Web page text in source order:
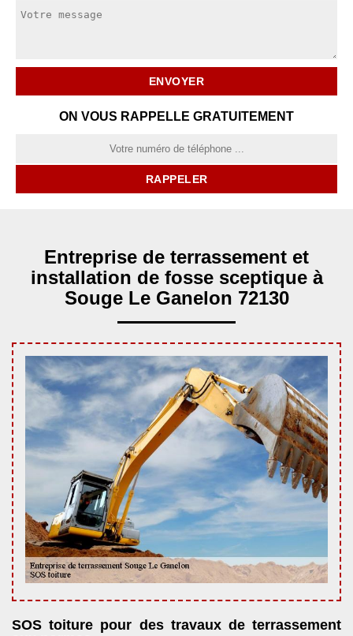
ON VOUS RAPPELLE GRATUITEMENT
Entreprise de terrassement et
installation de fosse sceptique à
Souge Le Ganelon 72130
SOS toiture pour des travaux de terrassement